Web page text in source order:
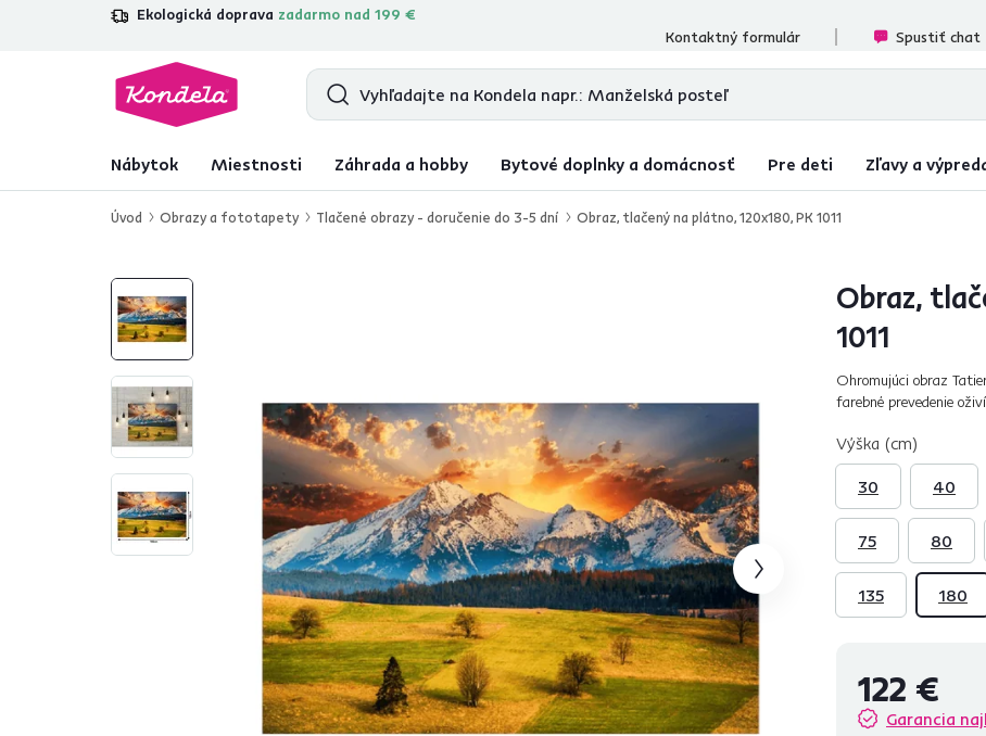
Ekologická doprava zadarmo nad 199 €
4,7 31 211overených produktových recenzií
Kontaktný formulár
Spustiť chat
Nábytok Miestnosti Záhrada a hobby Bytové doplnky a domácnosť Pre deti Zľavy a
Úvod Obrazy a fototapety Tlačené obrazy - doručenie do 3-5 dní Obraz, tlačený na plátno, 120x180, PK 1011
Obraz,
1011
Ohromujúci obraz
farebné prevedenie
Výška (cm)
30
40
75 80
135 180
122 €
Garancia